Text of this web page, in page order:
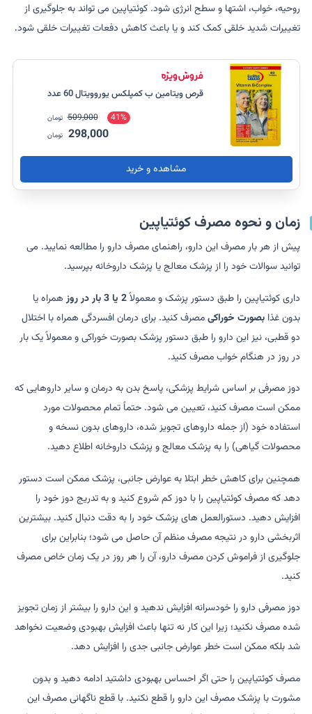
روحیه، خواب، اشتها و سطح انرژی شود. کوئتیاپین می تواند به جلوگیری از
تغییرات شدید خلقی کمک کند و یا باعث کاهش دفعات تغییرات خلقی شود.
قرص ویتامین ب کمپلکس یوروویتال 60 عدد
41%
509,000 تومان
298,000 تومان
مشاهده و خرید
زمان و نحوه مصرف کوئتیاپین
پیش از هر بار مصرف این دارو، راهنمای مصرف دارو را مطالعه نمایید. می
توانید سوالات خود را از پزشک معالج یا پزشک داروخانه بپرسید.
داری کوئتیاپین را طبق دستور پزشک و معمولاً2 یا 3 بار در روز
همراه یا
بدون غذابصورت خوراکیمصرف کنید. برای درمان افسردگی همراه با اختلال
دو قطبی، نیز این دارو را طبق دستور پزشک بصورت خوراکی و معمولاً یک بار
در روز در هنگام خواب مصرف کنید.
دوز مصرفی بر اساس شرایط پزشکی، پاسخ بدن به درمان و سایر داروهایی که
ممکن است مصرف کنید، تعیین می شود. حتماً تمام محصولات مورد
استفاده خود (از جمله داروهای تجویز شده، داروهای بدون نسخه و
محصولات گیاهی) را به پزشک معالج و پزشک داروخانه اطلاع دهید.
همچنین برای کاهش خطر ابتلا به عوارض جانبی، پزشک ممکن است دستور
دهد که مصرف کوئتیاپین را با دوز کم شروع کنید و به تدریج دوز خود را
افزایش دهید. دستورالعمل های پزشک خود را به دقت دنبال کنید. بیشترین
اثربخشی دارو در نتیجه مصرف منظم آن حاصل می شود؛ بنابراین برای
جلوگیری از فراموش کردن مصرف دارو، آن را هر روز در یک زمان خاص مصرف
کنید.
دوز مصرفی دارو را خودسرانه افزایش ندهید و این دارو را بیشتر از زمان تجویز
شده مصرف نکنید؛ زیرا این کار نه تنها باعث افزایش بهبودی وضعیت نخواهد
شد بلکه ممکن است خطر عوارض جانبی جدی را افزایش دهد.
مصرف کوئتیاپین را حتی اگر احساس بهبودی داشتید ادامه دهید و بدون
مشورت با پزشک مصرف این دارو را قطع نکنید. با قطع ناگهانی مصرف این